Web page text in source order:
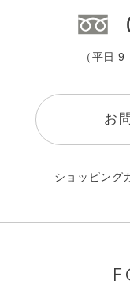
（平日
お
ショッピング